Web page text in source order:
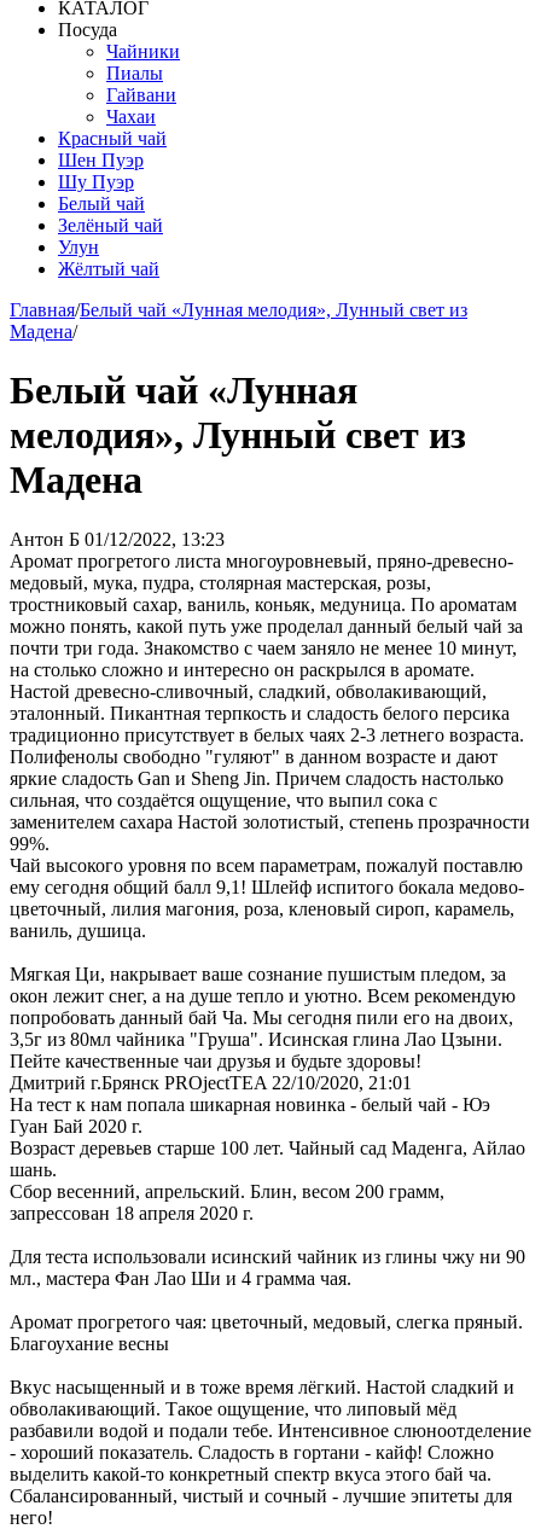
КАТАЛОГ
Посуда
Чайники
Пиалы
Гайвани
Чахаи
Красный чай
Шен Пуэр
Шу Пуэр
Белый чай
Зелёный чай
Улун
Жёлтый чай
Главная/Белый чай «Лунная мелодия», Лунный свет из
Мадена/
Белый чай «Лунная
мелодия», Лунный свет из
Мадена
Антон Б 01/12/2022, 13:23
Аромат прогретого листа многоуровневый, пряно-древесно-
медовый, мука, пудра, столярная мастерская, розы,
тростниковый сахар, ваниль, коньяк, медуница. По ароматам
можно понять, какой путь уже проделал данный белый чай за
почти три года. Знакомство с чаем заняло не менее 10 минут,
на столько сложно и интересно он раскрылся в аромате.
Настой древесно-сливочный, сладкий, обволакивающий,
эталонный. Пикантная терпкость и сладость белого персика
традиционно присутствует в белых чаях 2-3 летнего возраста.
Полифенолы свободно "гуляют" в данном возрасте и дают
яркие сладость Gan и Sheng Jin. Причем сладость настолько
сильная, что создаётся ощущение, что выпил сока с
заменителем сахара Настой золотистый, степень прозрачности
99%.
Чай высокого уровня по всем параметрам, пожалуй поставлю
ему сегодня общий балл 9,1! Шлейф испитого бокала медово-
цветочный, лилия магония, роза, кленовый сироп, карамель,
ваниль, душица.
Мягкая Ци, накрывает ваше сознание пушистым пледом, за
окон лежит снег, а на душе тепло и уютно. Всем рекомендую
попробовать данный бай Ча. Мы сегодня пили его на двоих,
3,5г из 80мл чайника "Груша". Исинская глина Лао Цзыни.
Пейте качественные чаи друзья и будьте здоровы!
Дмитрий г.Брянск PROjectTEA 22/10/2020, 21:01
На тест к нам попала шикарная новинка - белый чай - Юэ
Гуан Бай 2020 г.
Возраст деревьев старше 100 лет. Чайный сад Маденга, Айлао
шань.
Сбор весенний, апрельский. Блин, весом 200 грамм,
запрессован 18 апреля 2020 г.
Для теста использовали исинский чайник из глины чжу ни 90
мл., мастера Фан Лао Ши и 4 грамма чая.
Аромат прогретого чая: цветочный, медовый, слегка пряный.
Благоухание весны
Вкус насыщенный и в тоже время лёгкий. Настой сладкий и
обволакивающий. Такое ощущение, что липовый мёд
разбавили водой и подали тебе. Интенсивное слюноотделение
- хороший показатель. Сладость в гортани - кайф! Сложно
выделить какой-то конкретный спектр вкуса этого бай ча.
Сбалансированный, чистый и сочный - лучшие эпитеты для
него!